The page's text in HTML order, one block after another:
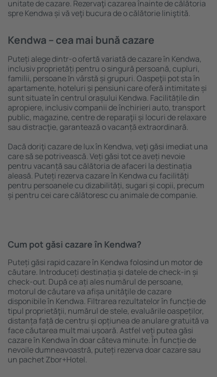
unitate de cazare. Rezervaţi cazarea înainte de călătoria
spre Kendwa și vă veţi bucura de o călătorie liniştită.
Kendwa – cea mai bună cazare
Puteți alege dintr-o ofertă variată de cazare în Kendwa,
inclusiv proprietăți pentru o singură persoană, cupluri,
familii, persoane ȋn vârstă și grupuri. Oaspeţii pot sta în
apartamente, hoteluri și pensiuni care oferă intimitate și
sunt situate în centrul orașului Kendwa. Facilitățile din
apropiere, inclusiv companii de închirieri auto, transport
public, magazine, centre de reparaţii și locuri de relaxare
sau distracţie, garantează o vacanță extraordinară.
Dacă doriţi cazare de lux în Kendwa, veţi găsi imediat una
care să se potrivească. Veți găsi tot ce aveți nevoie
pentru vacanță sau călătoria de afaceri la destinația
aleasă. Puteți rezerva cazare în Kendwa cu facilități
pentru persoanele cu dizabilități, sugari și copii, precum
și pentru cei care călătoresc cu animale de companie.
Cum pot găsi cazare în Kendwa?
Puteți găsi rapid cazare în Kendwa folosind un motor de
căutare. Introduceți destinația și datele de check-in și
check-out. După ce ați ales numărul de persoane,
motorul de căutare va afișa unităţile de cazare
disponibile în Kendwa. Filtrarea rezultatelor în funcție de
tipul proprietăţii, numărul de stele, evaluările oaspeților,
distanța față de centru și opțiunea de anulare gratuită va
face căutarea mult mai ușoară. Astfel veți putea găsi
cazare în Kendwa în doar câteva minute. În funcție de
nevoile dumneavoastră, puteți rezerva doar cazare sau
un pachet Zbor+Hotel.